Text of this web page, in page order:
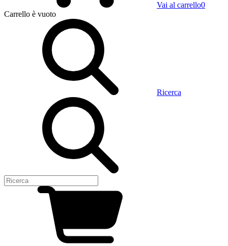
Vai al carrello0
Carrello è vuoto
Ricerca